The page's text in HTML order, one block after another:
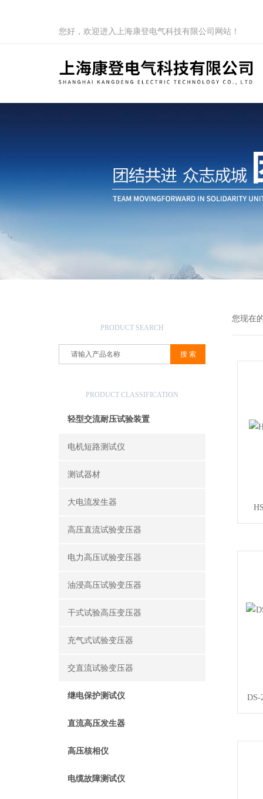
您好，欢迎进入上海康登电气科技有限公司网站！
PRODUCT SEARCH
PRODUCT CLASSIFICATION
轻型交流耐压试验装置
电机短路测试仪
测试器材
大电流发生器
高压直流试验变压器
电力高压试验变压器
油浸高压试验变压器
干式试验高压变压器
充气式试验变压器
交直流试验变压器
继电保护测试仪
直流高压发生器
高压核相仪
电缆故障测试仪
您现在
DS-